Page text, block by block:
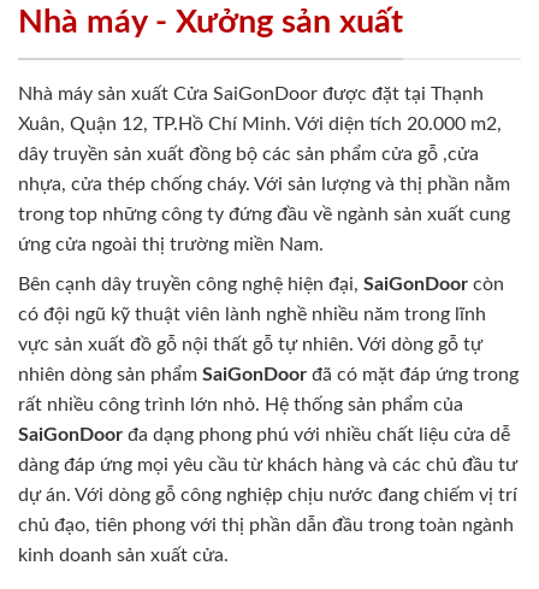
Nhà máy - Xưởng sản xuất
Nhà máy sản xuất Cửa SaiGonDoor được đặt tại Thạnh
Xuân, Quận 12, TP.Hồ Chí Minh. Với diện tích 20.000 m2,
dây truyền sản xuất đồng bộ các sản phẩm cửa gỗ ,cửa
nhựa, cửa thép chống cháy. Với sản lượng và thị phần nằm
trong top những công ty đứng đầu về ngành sản xuất cung
ứng cửa ngoài thị trường miền Nam.
Bên cạnh dây truyền công nghệ hiện đại, SaiGonDoor còn
có đội ngũ kỹ thuật viên lành nghề nhiều năm trong lĩnh
vực sản xuất đồ gỗ nội thất gỗ tự nhiên. Với dòng gỗ tự
nhiên dòng sản phẩm SaiGonDoor đã có mặt đáp ứng trong
rất nhiều công trình lớn nhỏ. Hệ thống sản phẩm của
SaiGonDoor đa dạng phong phú với nhiều chất liệu cửa dễ
dàng đáp ứng mọi yêu cầu từ khách hàng và các chủ đầu tư
dự án. Với dòng gỗ công nghiệp chịu nước đang chiếm vị trí
chủ đạo, tiên phong với thị phần dẫn đầu trong toàn ngành
kinh doanh sản xuất cửa.